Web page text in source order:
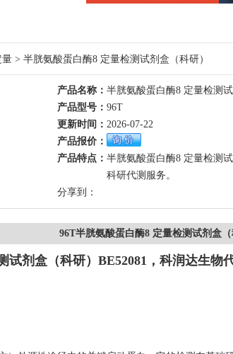
量 > 半胱氨酸蛋白酶8 定量检测试剂盒（科研）
产品名称： 半胱氨酸蛋白酶8 定量检测试
产品型号： 96T
更新时间： 2026-07-22
产品报价：
产品特点： 半胱氨酸蛋白酶8 定量检测
科研代测服务。
分享到：
96T半胱氨酸蛋白酶8 定量检测试剂盒（
试剂盒（科研）BE52081，科润达生物